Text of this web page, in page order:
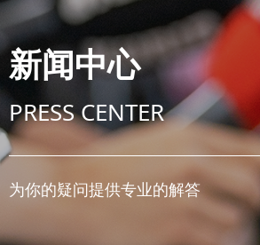
新闻中心
为你的疑问提供专业的解答
PRESS CENTER